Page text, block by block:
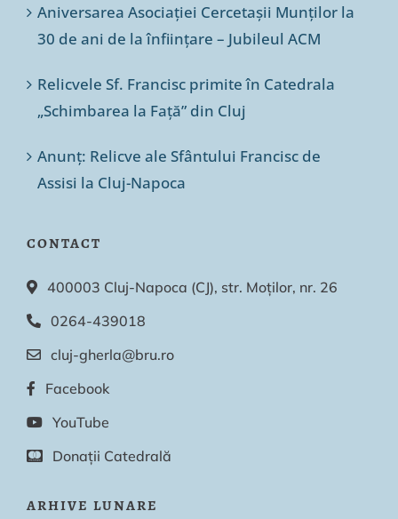
Aniversarea Asociației Cercetașii Munților la
30 de ani de la înființare – Jubileul ACM
Relicvele Sf. Francisc primite în Catedrala
„Schimbarea la Față” din Cluj
Anunț: Relicve ale Sfântului Francisc de
Assisi la Cluj-Napoca
CONTACT
400003 Cluj-Napoca (CJ), str. Moților, nr. 26
0264-439018
cluj-gherla@bru.ro
Facebook
YouTube
Donații Catedrală
ARHIVE LUNARE